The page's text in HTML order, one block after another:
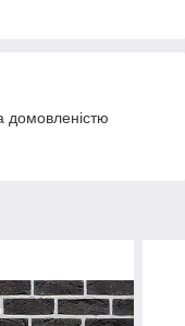
домовленістю